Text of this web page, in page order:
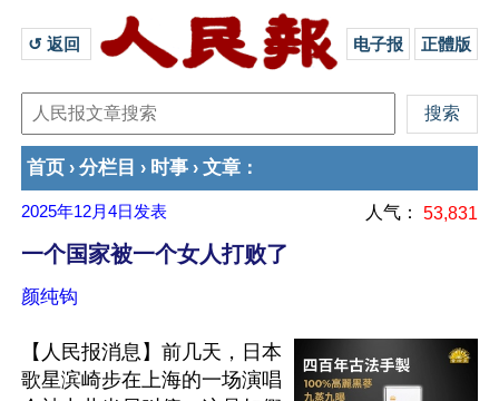
↺ 返回 电子报 正體版
首页 › 分栏目 › 时事 › 文章 ：
2025年12月4日 发表 人气： 53,831
一个国家被一个女人打败了
颜纯钩
【人民报消息】前几天，日本
歌星滨崎步在上海的一场演唱